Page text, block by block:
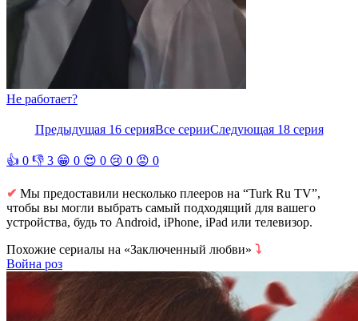
Не работает?
Предыдущая 16 серияВсе серииСледующая 18 серия
👍 0 👎 3 😁 0 😍 0 😢 0 😡 0
✔ Мы предоставили несколько плееров на “Turk Ru TV”,
чтобы вы могли выбрать самый подходящий для вашего
устройства, будь то Android, iPhone, iPad или телевизор.
Похожие сериалы на «Заключенный любви» ⤵
Война роз